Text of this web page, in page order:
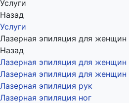
Услуги
Назад
Услуги
Лазерная эпиляция для женщин
Назад
Лазерная эпиляция для женщин
Лазерная эпиляция для женщин
Лазерная эпиляция рук
Лазерная эпиляция ног